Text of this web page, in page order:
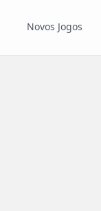
Novos Jogos